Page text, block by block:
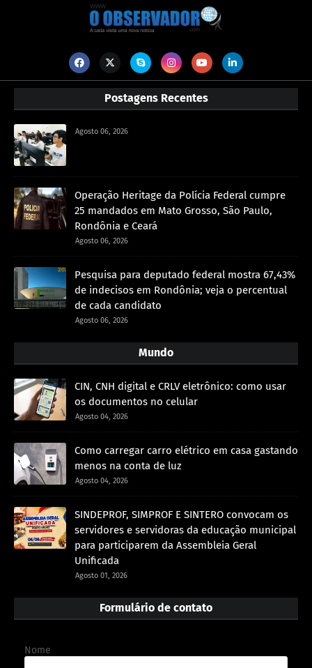
Postagens Recentes
Agosto 06, 2026
Operação Heritage da Polícia Federal cumpre
25 mandados em Mato Grosso, São Paulo,
Rondônia e Ceará
Agosto 06, 2026
Pesquisa para deputado federal mostra 67,43%
de indecisos em Rondônia; veja o percentual
de cada candidato
Agosto 06, 2026
Mundo
CIN, CNH digital e CRLV eletrônico: como usar
os documentos no celular
Agosto 04, 2026
Como carregar carro elétrico em casa gastando
menos na conta de luz
Agosto 04, 2026
SINDEPROF, SIMPROF E SINTERO convocam os
servidores e servidoras da educação municipal
para participarem da Assembleia Geral
Unificada
Agosto 01, 2026
Formulário de contato
Nome